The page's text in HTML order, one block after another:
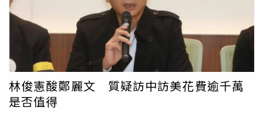
所有外國朋友最關心的就是台海不能打仗。若台海發生戰
爭，後果會比俄烏戰爭嚴重許多倍；若台灣海峽被封鎖，影
響也會比荷姆茲海峽更嚴重。她強調，台海、日本與中國大
陸、朝鮮半島、南海局勢都越來越緊張，不能等到事情發生
才後悔，必須現在就證明和平選項存在，全力避免戰爭、快
速降低台海緊張對峙。鄭麗文表示，第一島鏈不應再是冷戰
對峙下的戰爭最前線，而應成為「和平繁榮之鏈」。日本、
韓國、大陸東南沿海、台灣、香港、新加坡，是全世界人才
權 ; 學會銷售 ; 找到熱忱 ; 打造多重收入管道讓自身定位與
價值變現。她也直言就是因為愛漂亮和不服輸，「只要幹不
死，就往死裡幹」，以此勉勵自己。
林俊憲酸鄭麗文 質疑訪中訪美花費逾千萬
是否值得